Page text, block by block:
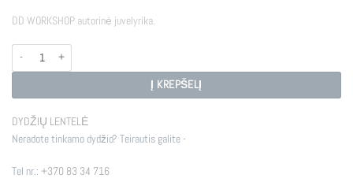
DD WORKSHOP autorinė juvelyrika.
produkto kiekis: SIDABRO PAKABUTIS HEART
Į KREPŠELĮ
DYDŽIŲ LENTELĖ
Neradote tinkamo dydžio? Teirautis galite -
Tel nr.: +370 83 34 716